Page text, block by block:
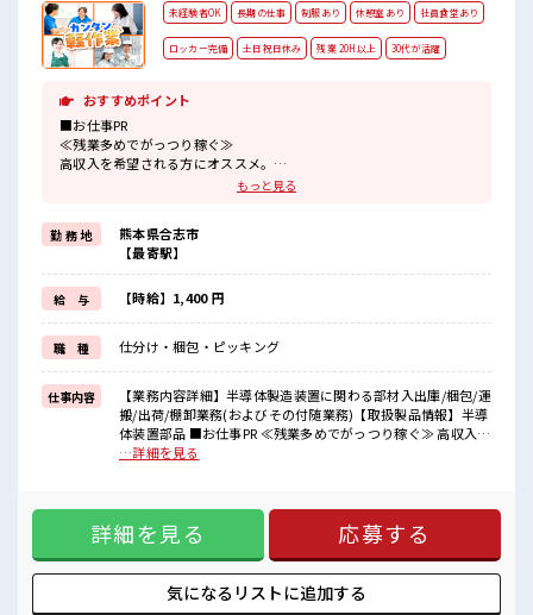
未経験者OK 長期の仕事 制服あり 休憩室あり 社員食堂あり
ロッカー完備 土日祝日休み 残業 20H以上 30代が活躍
おすすめポイント
■お仕事PR
≪残業多めでがっつり稼ぐ≫
高収入を希望される方にオススメ。
残業は月20時間以上あります♪
週末は家族や友人と一緒にプライベート満喫！
≪動きやすい制服アリ≫
制服があるので、
毎日の服装の悩み解消♪
≪未経験OKの仕事≫
新しいことにチャレンジするのは不安だけど、
しっかり働く環境が整っています！
イチからスキルUP・ステップUP目指していきましょう！
≪収入アップを目指せる≫
高時給だらけの派遣のお仕事です！
■職場の雰囲気
休憩室で楽しくランチ♪
安心してお仕事に集中♪
残業が多めだからしっかり稼ぎたい方にもオススメ！
もっと見る
勤 務 地
熊本県合志市
【最寄駅】
給 与 【時給】1,400 円
職 種 仕分け・梱包・ピッキング
仕事内容
【業務内容詳細】半導体製造装置に関わる部材入出庫/梱包/運
搬/出荷/棚卸業務(およびその付随業務)【取扱製品情報】半導
体装置部品 ■お仕事PR ≪残業多めでがっつり稼ぐ≫ 高収入を
希望される方にオススメ。 残業は月20時間以上あります♪ ≪
解消♪ ≪未経験OKの仕事≫ 新しいことにチャレンジするの
は不安だけど、 しっかり働く環境が整っています！ イチから
スキルUP・ステップUP目指していきましょう！ ≪収入アッ
プを目指せる≫ 高時給だらけの派遣のお仕事です！ ■職場の
雰囲気 休憩室で楽しくランチ♪ 時間があれば昼寝もしちゃお
う！ ロッカーあり！ 安心してお仕事に集中♪ 残業が多めだか
…詳細を見る
詳細を見る 応募する
気になるリストに追加する